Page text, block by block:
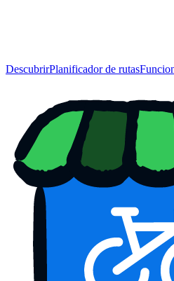
DescubrirPlanificador de rutas